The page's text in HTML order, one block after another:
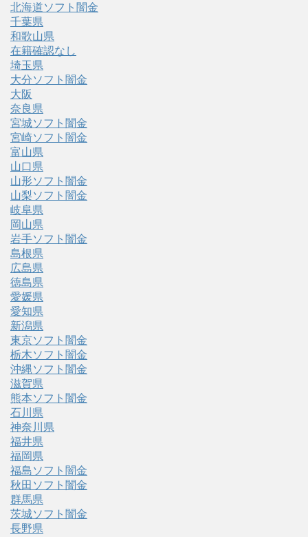
北海道ソフト闇金
千葉県
和歌山県
在籍確認なし
埼玉県
大分ソフト闇金
大阪
奈良県
宮城ソフト闇金
宮崎ソフト闇金
富山県
山口県
山形ソフト闇金
山梨ソフト闇金
岐阜県
岡山県
岩手ソフト闇金
島根県
広島県
徳島県
愛媛県
愛知県
新潟県
東京ソフト闇金
栃木ソフト闇金
沖縄ソフト闇金
滋賀県
熊本ソフト闇金
石川県
神奈川県
福井県
福岡県
福島ソフト闇金
秋田ソフト闇金
群馬県
茨城ソフト闇金
長野県